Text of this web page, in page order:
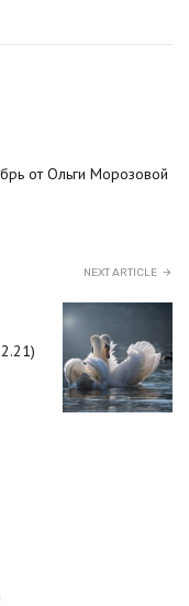
от Ольги Морозовой
NEXT ARTICLE